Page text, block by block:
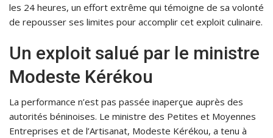
les 24 heures, un effort extrême qui témoigne de sa volonté
de repousser ses limites pour accomplir cet exploit culinaire.
Un exploit salué par le ministre
Modeste Kérékou
La performance n’est pas passée inaperçue auprès des
autorités béninoises. Le ministre des Petites et Moyennes
Entreprises et de l’Artisanat, Modeste Kérékou, a tenu à